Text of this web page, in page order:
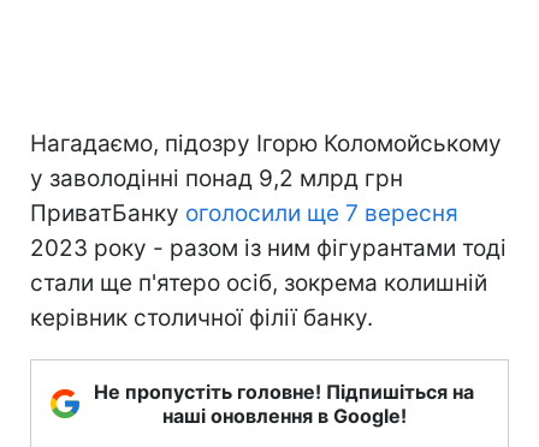
Нагадаємо, підозру Ігорю Коломойському
у заволодінні понад 9,2 млрд грн
ПриватБанку оголосили ще 7 вересня
2023 року - разом із ним фігурантами тоді
стали ще п'ятеро осіб, зокрема колишній
керівник столичної філії банку.
Не пропустіть головне! Підпишіться на
наші оновлення в Google!